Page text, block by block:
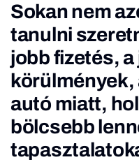
Sokan nem
tanulni
jobb fizetés, a
körülmények,
autó miatt,
bölcsebb